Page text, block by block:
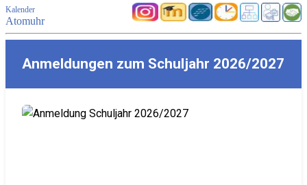
Kalender
Atomuhr
Anmeldungen zum Schuljahr 2026/2027